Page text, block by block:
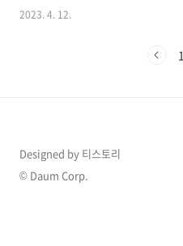
만 선수들과 관객들이 다치지 않고 즐
팁에 대하여 알려드리도록 하겠습니
2023. 4. 12.
1
Designed by 티스토리
© Daum Corp.